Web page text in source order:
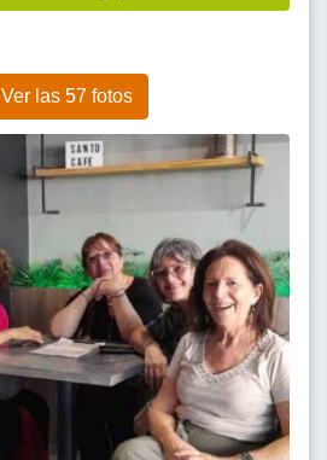
Ver las 57 fotos